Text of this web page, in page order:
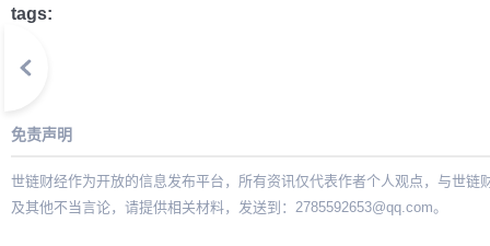
tags:
免责声明
世链财经作为开放的信息发布平台，所有资讯仅代表作者个人观点，与世
及其他不当言论，请提供相关材料，发送到： 2785592653@qq.com。